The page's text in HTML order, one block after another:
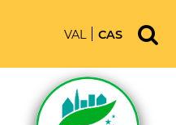
VAL CAS